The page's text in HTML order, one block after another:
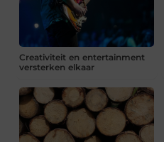
Creativiteit en entertainment
versterken elkaar